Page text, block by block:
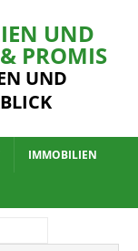
UND
PROMIS
UND
IMMOBILIEN